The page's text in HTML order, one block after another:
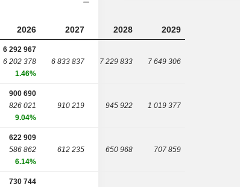
2026 2027 2028 2029
6 292 967
6 202 378
1.46%
6 833 837 7 229 833 7 649 306
900 690
826 021
9.04%
910 219 945 922 1 019 377
622 909
586 862
6.14%
612 235 650 968 707 859
730 744